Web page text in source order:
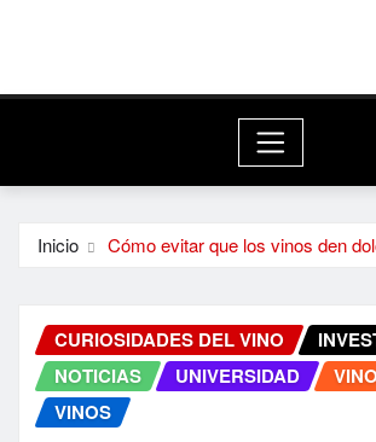
Inicio Cómo evitar que los vinos den
CURIOSIDADES DEL VINO
NOTICIAS
UNIVERSIDAD
VINOS